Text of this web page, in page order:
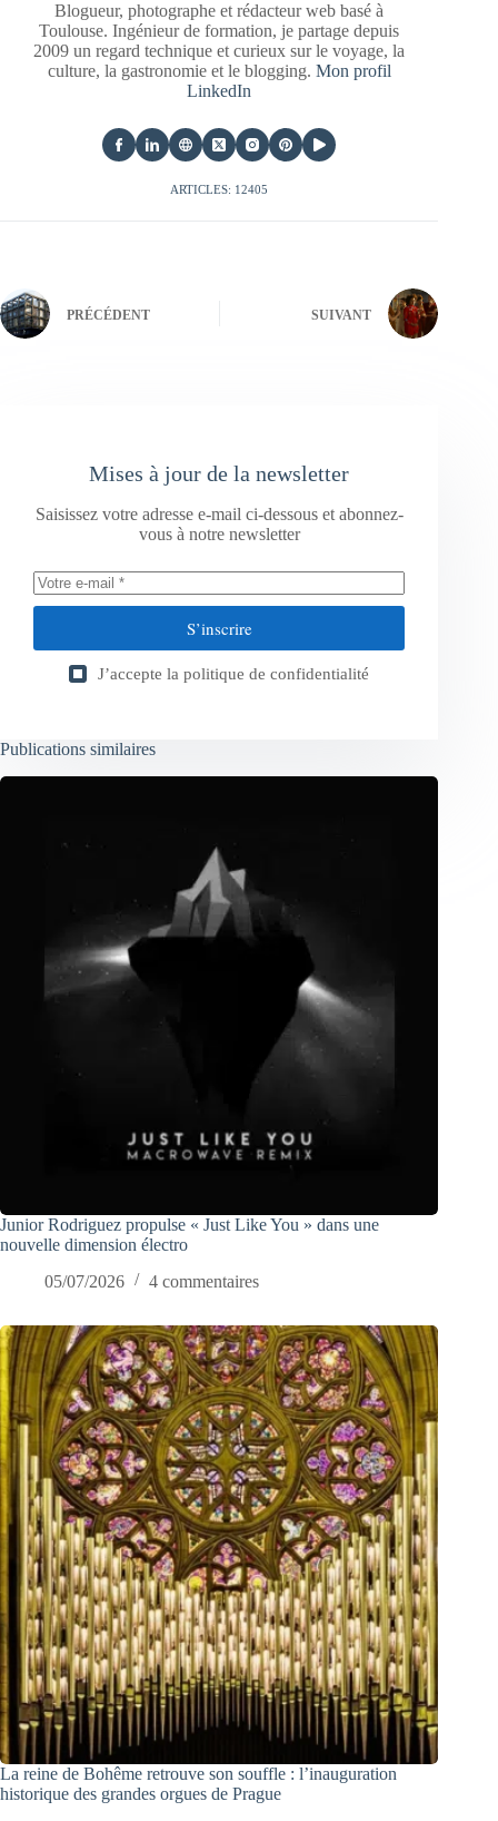
Blogueur, photographe et rédacteur web basé à
Toulouse. Ingénieur de formation, je partage depuis
2009 un regard technique et curieux sur le voyage, la
culture, la gastronomie et le blogging. Mon profil
LinkedIn
ARTICLES: 12405
PRÉCÉDENT SUIVANT
Mises à jour de la newsletter
Saisissez votre adresse e-mail ci-dessous et abonnez-
vous à notre newsletter
S’inscrire
J’accepte la politique de confidentialité
Publications similaires
Junior Rodriguez propulse « Just Like You » dans une
nouvelle dimension électro
05/07/2026
4 commentaires
La reine de Bohême retrouve son souffle : l’inauguration
historique des grandes orgues de Prague